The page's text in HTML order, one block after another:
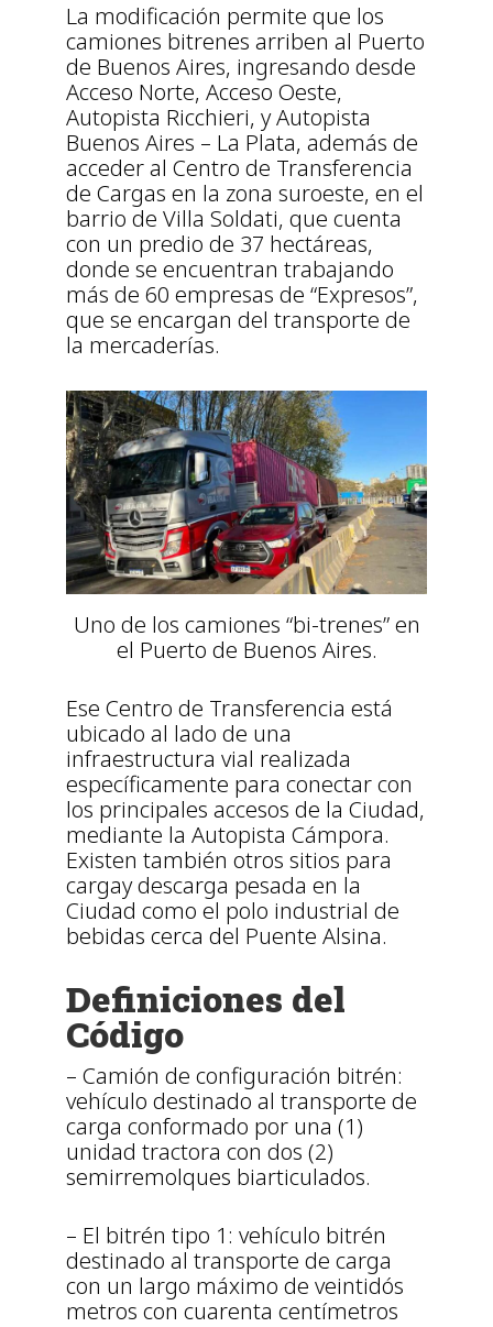
La modificación permite que los
camiones bitrenes arriben al Puerto
de Buenos Aires, ingresando desde
Acceso Norte, Acceso Oeste,
Autopista Ricchieri, y Autopista
Buenos Aires – La Plata, además de
acceder al Centro de Transferencia
de Cargas en la zona suroeste, en el
barrio de Villa Soldati, que cuenta
con un predio de 37 hectáreas,
donde se encuentran trabajando
más de 60 empresas de “Expresos”,
que se encargan del transporte de
la mercaderías.
Uno de los camiones “bi-trenes” en
el Puerto de Buenos Aires.
Ese Centro de Transferencia está
ubicado al lado de una
infraestructura vial realizada
específicamente para conectar con
los principales accesos de la Ciudad,
mediante la Autopista Cámpora.
Existen también otros sitios para
cargay descarga pesada en la
Ciudad como el polo industrial de
bebidas cerca del Puente Alsina.
Definiciones del
Código
– Camión de configuración bitrén:
vehículo destinado al transporte de
carga conformado por una (1)
unidad tractora con dos (2)
semirremolques biarticulados.
– El bitrén tipo 1: vehículo bitrén
destinado al transporte de carga
con un largo máximo de veintidós
metros con cuarenta centímetros